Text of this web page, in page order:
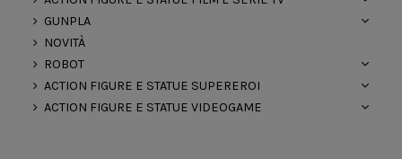
GUNPLA
NOVITÀ
ROBOT
ACTION FIGURE E STATUE SUPEREROI
ACTION FIGURE E STATUE VIDEOGAME